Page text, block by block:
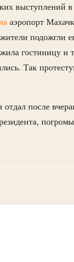
выступлений
аэропорт
подожгли
гостиницу и
Так
после